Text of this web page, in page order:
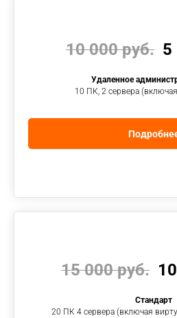
10 000 руб. 5
Удаленное
10 ПК, 2 сервера
15 000 руб.
Стандарт
20 ПК 4 сервера (включая